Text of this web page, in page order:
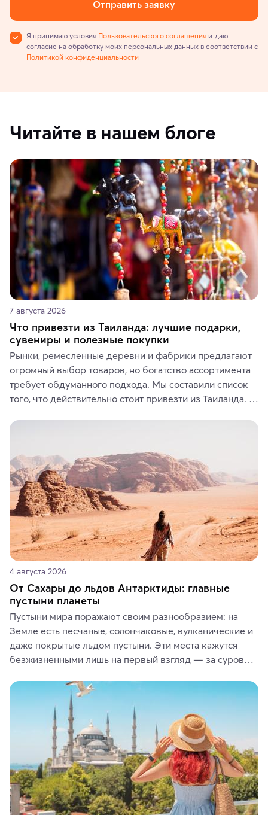
Отправить заявку
Я принимаю условия Пользовательского соглашения и даю
согласие на обработку моих персональных данных в соответствии с
Политикой конфиденциальности
Читайте в нашем блоге
7 августа 2026
Что привезти из Таиланда: лучшие подарки,
сувениры и полезные покупки
Рынки, ремесленные деревни и фабрики предлагают
огромный выбор товаров, но богатство ассортимента
требует обдуманного подхода. Мы составили список
того, что действительно стоит привезти из Таиланда.
средства, одежду, украшения, предметы интерьера
где их купить.
4 августа 2026
От Сахары до льдов Антарктиды: главные
пустыни планеты
Пустыни мира поражают своим разнообразием: на
Земле есть песчаные, солончаковые, вулканические и
даже покрытые льдом пустыни. Эти места кажутся
безжизненными лишь на первый взгляд — за суровой
животные и маршруты, которые дарят одни из самых
ярких впечатлений от путешествий.